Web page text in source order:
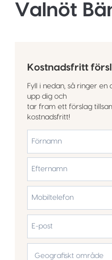
Valnöt
Kostnadsfritt
Fyll i nedan, så ringer
upp dig och
tar fram ett förslag
kostnadsfritt!
Efternamn
post